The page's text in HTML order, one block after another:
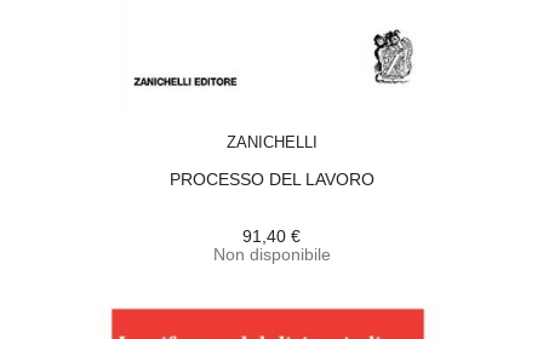
ZANICHELLI
PROCESSO DEL LAVORO
91,40 €
Non disponibile